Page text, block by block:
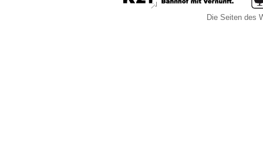
Die Seiten des